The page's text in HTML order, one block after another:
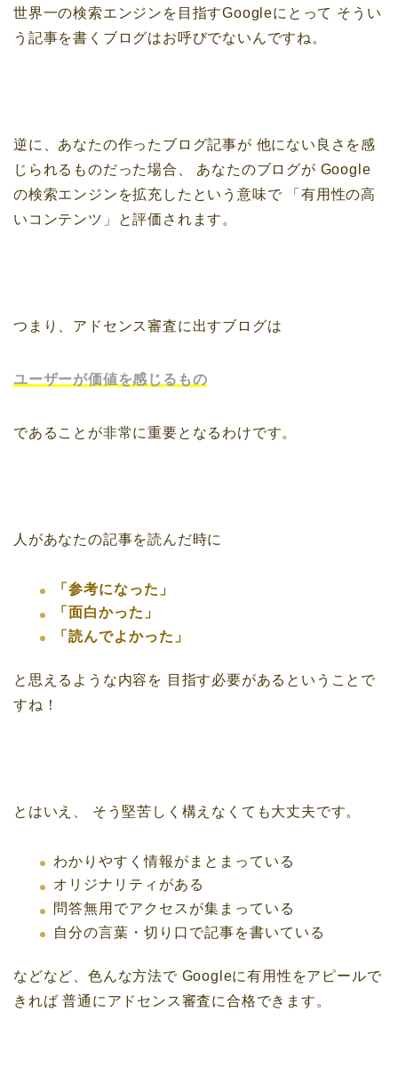
世界一の検索エンジンを目指すGoogleにとって そうい
う記事を書くブログはお呼びでないんですね。
逆に、あなたの作ったブログ記事が 他にない良さを感
じられるものだった場合、
あなたのブログが Google
の検索エンジンを拡充したという意味で「有用性の高
いコンテンツ」と評価されます。
つまり、アドセンス審査に出すブログは
ユーザーが価値を感じるもの
であることが非常に重要となるわけです。
人があなたの記事を読んだ時に
「参考になった」
「面白かった」
「読んでよかった」
と思えるような内容を 目指す必要があるということで
すね！
とはいえ、 そう堅苦しく構えなくても大丈夫です。
わかりやすく情報がまとまっている
オリジナリティがある
問答無用でアクセスが集まっている
自分の言葉・切り口で記事を書いている
などなど、色んな方法でGoogleに有用性をアピールで
きれば 普通にアドセンス審査に合格できます。